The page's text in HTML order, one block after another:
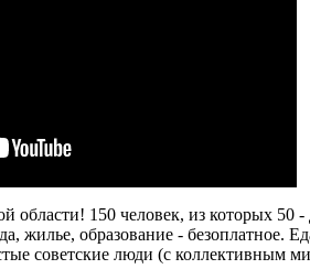
области! 150 человек, из которых 50
жилье, образование - безоплатное.
советские люди (с коллективным